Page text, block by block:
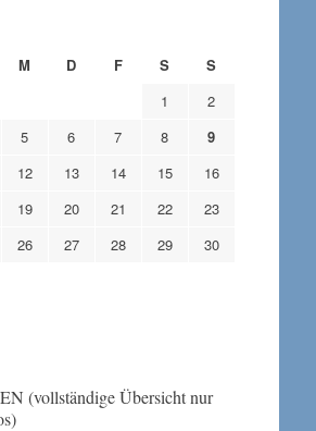
M D F S
S
1
2
5 6 7 8
9
12 13 14 15
16
19 20 21 22
23
26 27 28 29
30
(vollständige Übersicht nur